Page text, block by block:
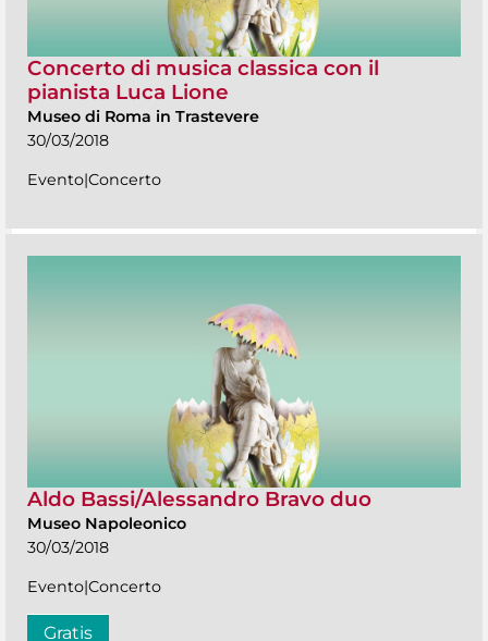
Concerto di musica classica con il
pianista Luca Lione
Museo di Roma in Trastevere
30/03/2018
Evento|Concerto
Aldo Bassi/Alessandro Bravo duo
Museo Napoleonico
30/03/2018
Evento|Concerto
Gratis